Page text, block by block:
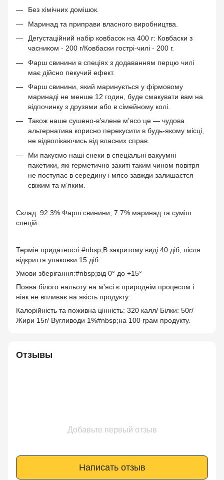
Без хімічних домішок.
Маринад та приправи власного виробництва.
Дегустаційний набір ковбасок на 400 г: Ковбаски з
часником - 200 г/Ковбаски гострі-чилі - 200 г.
Фарш свинини в спеціях з додаванням перцю чилі
має дійсно пекучий ефект.
Фарш свинини, який маринується у фірмовому
маринаді не менше 12 годин, буде смакувати вам на
відпочинку з друзями або в сімейному колі.
Також наше сушено-в’ялене м’ясо це — чудова
альтернатива корисно перекусити в будь-якому місці,
не відволікаючись від власних справ.
Ми пакуємо наші снеки в спеціальні вакуумні
пакетики, які герметично закиті таким чином повітря
не поступає в середину і мясо завжди залишаєтся
свіжим та м’яким.
Склад: 92.3% Фарш свинини, 7.7% маринад та суміш
спецій.
Термін придатності:#nbsp;В закритому виді 40 діб, після
відкриття упаковки 15 діб.
Умови зберігання:#nbsp;від 0° до +15°
Поява білого нальоту на м'ясі є природнім процесом і
ніяк не впливає на якість продукту.
Калорійність та поживна цінність: 320 калл/ Білки: 50г/
Жири 15г/ Вугливоди 1%#nbsp;на 100 грам продукту.
Отзывы
Добавьте первый отзыв
Написать отзыв